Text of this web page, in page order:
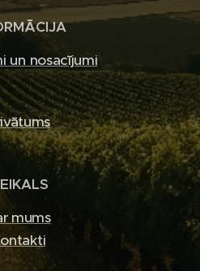
un nosacījumi
mums